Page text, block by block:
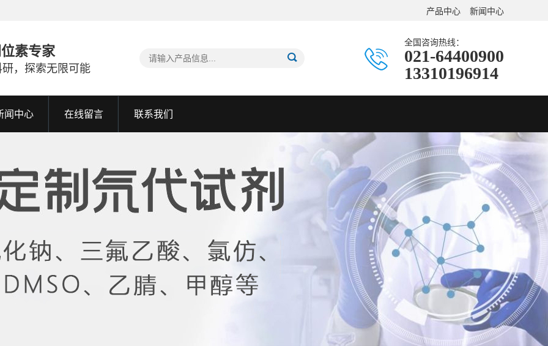
产品中心 新闻中心
素专家
，探索无限可能
全国咨询热线：
021-64400900
13310196914
闻中心 在线留言 联系我们